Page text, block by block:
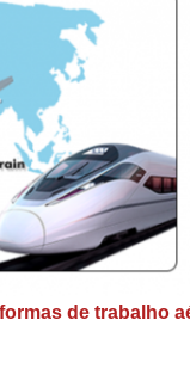
de trabalho